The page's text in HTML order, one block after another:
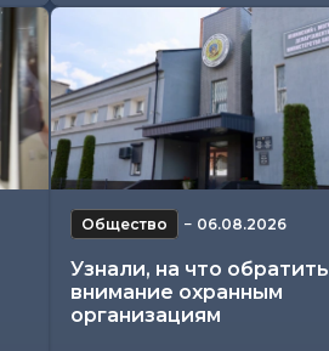
Общество − 06.08.2026
Узнали, на что обратить
внимание охранным
организациям